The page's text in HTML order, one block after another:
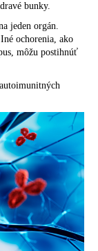
bunky.
jeden orgán.
ochorenia, ako
môžu postihnúť